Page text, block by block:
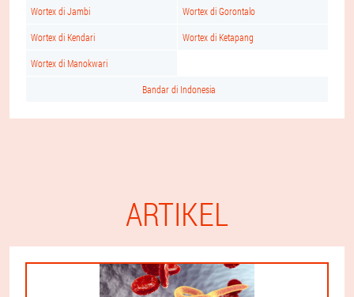
Wortex di Jambi Wortex di Gorontalo
Wortex di Kendari Wortex di Ketapang
Wortex di Manokwari
Bandar di Indonesia
ARTIKEL